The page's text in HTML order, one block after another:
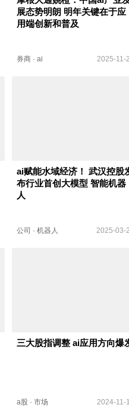
展态势明朗 明年关键在于应
用端创新和普及
券商· ai 2025-11-
ai赋能水域经济！ 武汉控股
布行业首创大模型 智能机器
人
公司 · 机器人 2025-03-
三大股指调整 ai应用方向爆
a股· 市场 2024-11-